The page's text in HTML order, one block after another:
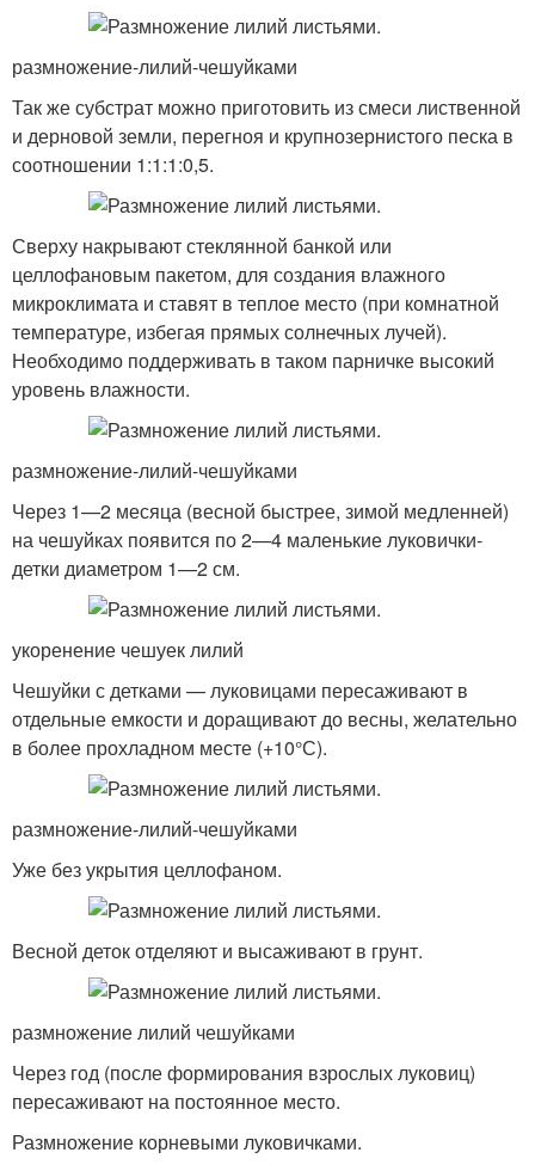
размножение-лилий-чешуйками
Так же субстрат можно приготовить из смеси лиственной
и дерновой земли, перегноя и крупнозернистого песка в
соотношении 1:1:1:0,5.
Сверху накрывают стеклянной банкой или
целлофановым пакетом, для создания влажного
микроклимата и ставят в теплое место (при комнатной
температуре, избегая прямых солнечных лучей).
Необходимо поддерживать в таком парничке высокий
уровень влажности.
размножение-лилий-чешуйками
Через 1—2 месяца (весной быстрее, зимой медленней)
на чешуйках появится по 2—4 маленькие луковички-
детки диаметром 1—2 см.
укоренение чешуек лилий
Чешуйки с детками — луковицами пересаживают в
отдельные емкости и доращивают до весны, желательно
в более прохладном месте (+10°С).
размножение-лилий-чешуйками
Уже без укрытия целлофаном.
Весной деток отделяют и высаживают в грунт.
размножение лилий чешуйками
Через год (после формирования взрослых луковиц)
пересаживают на постоянное место.
Размножение корневыми луковичками.